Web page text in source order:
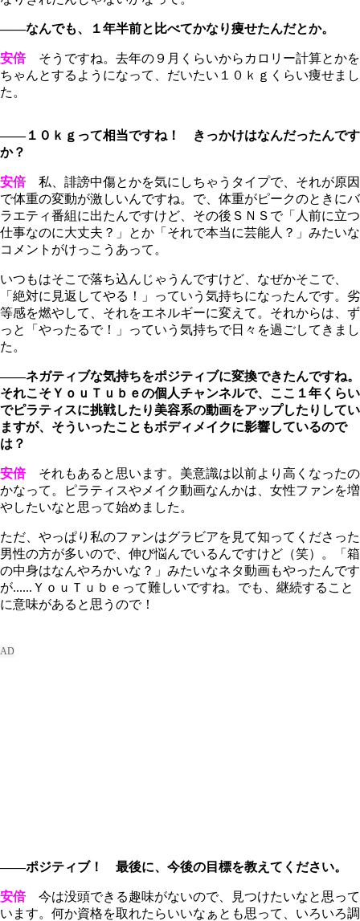
――なんでも、１年半前と比べてかなり痩せたんだとか。
安倍そうですね。去年の９月くらいからカロリー計算とかを
ちゃんとするようになって、だいたい１０ｋｇくらい痩せまし
た。
――１０ｋｇって相当ですね！ きっかけはなんだったんです
か？
安倍私、誹謗中傷とかを気にしちゃうタイプで、それが原因
で体重の変動が激しいんですね。で、体重がピークのときにバ
ラエティ番組に出たんですけど、その後ＳＮＳで「人前に立つ
仕事なのに大丈夫？」とか「それで本当に芸能人？」みたいな
コメントがけっこうあって。
いつもはそこで落ち込んじゃうんですけど、なぜかそこで、
「絶対に見返してやる！」っていう気持ちになったんです。劣
等感を燃やして、それをエネルギーに変えて。それからは、ず
っと「やったるで！」っていう気持ちで日々を過ごしてきまし
た。
――ネガティブな気持ちをポジティブに変換できたんですね。
それこそＹｏｕＴｕｂｅの個人チャンネルで、ここ１年くらい
でピラティスに挑戦したり美容系の動画をアップしたりしてい
ますが、そういったこともボディメイクに影響しているので
は？
安倍それもあると思います。美意識は以前より高くなったの
かなって。ピラティスやメイク動画なんかは、女性ファンを増
やしたいなと思って始めました。
ただ、やっぱり私のファンはグラビアを見て知ってくださった
男性の方が多いので、伸び悩んでいるんですけど（笑）。「箱
の中身はなんやろかいな？」みたいなネタ動画もやったんです
が......ＹｏｕＴｕｂｅって難しいですね。でも、継続すること
に意味があると思うので！
――ポジティブ！ 最後に、今後の目標を教えてください。
安倍今は没頭できる趣味がないので、見つけたいなと思って
います。何か資格を取れたらいいなぁとも思って、いろいろ調